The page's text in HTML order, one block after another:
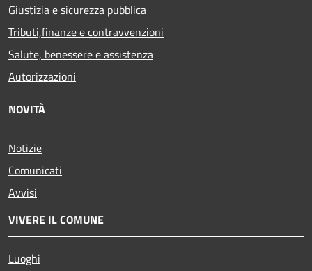
Giustizia e sicurezza pubblica
Tributi,finanze e contravvenzioni
Salute, benessere e assistenza
Autorizzazioni
NOVITÀ
Notizie
Comunicati
Avvisi
VIVERE IL COMUNE
Luoghi